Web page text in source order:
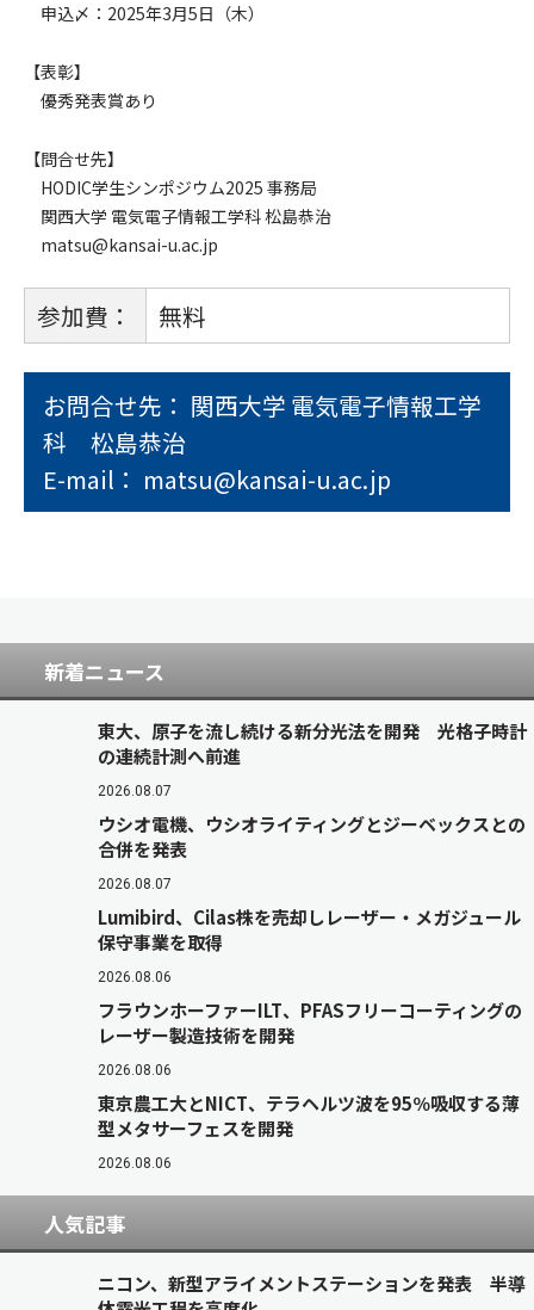
申込〆：2025年3月5日（木）
【表彰】
優秀発表賞あり
【問合せ先】
HODIC学生シンポジウム2025 事務局
関西大学 電気電子情報工学科 松島恭治
matsu@kansai-u.ac.jp
参加費： 無料
お問合せ先： 関西大学 電気電子情報工学
科 松島恭治
E-mail： matsu@kansai-u.ac.jp
新着ニュース
東大、原子を流し続ける新分光法を開発 光格子時計
の連続計測へ前進
2026.08.07
ウシオ電機、ウシオライティングとジーベックスとの
合併を発表
2026.08.07
Lumibird、Cilas株を売却しレーザー・メガジュール
保守事業を取得
2026.08.06
フラウンホーファーILT、PFASフリーコーティングの
レーザー製造技術を開発
2026.08.06
東京農工大とNICT、テラヘルツ波を95％吸収する薄
型メタサーフェスを開発
2026.08.06
人気記事
ニコン、新型アライメントステーションを発表 半導